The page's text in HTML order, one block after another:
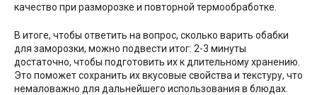
качество при разморозке и повторной термообработке.
В итоге, чтобы ответить на вопрос, сколько варить обабки
для заморозки, можно подвести итог: 2-3 минуты
достаточно, чтобы подготовить их к длительному хранению.
Это поможет сохранить их вкусовые свойства и текстуру, что
немаловажно для дальнейшего использования в блюдах.